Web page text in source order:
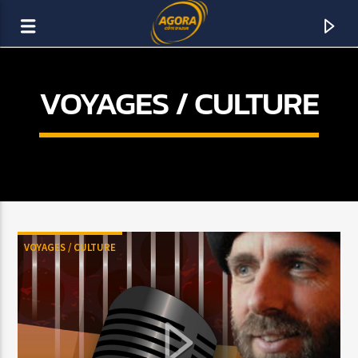
AGORA CÔTE D’AZUR
DAB+
VOYAGES / CULTURE
VOYAGES / CULTURE